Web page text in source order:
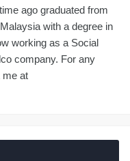
ago graduated from
with a degree in
working as a Social
company. For any
me at